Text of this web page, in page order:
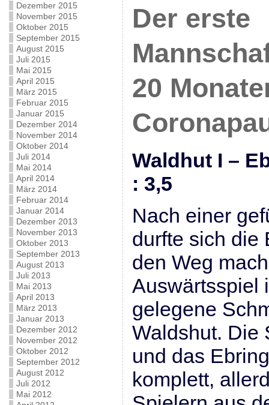
Dezember 2015
November 2015
Oktober 2015
September 2015
August 2015
Juli 2015
Mai 2015
April 2015
März 2015
Februar 2015
Januar 2015
Dezember 2014
November 2014
Oktober 2014
Juli 2014
Mai 2014
April 2014
März 2014
Februar 2014
Januar 2014
Dezember 2013
November 2013
Oktober 2013
September 2013
August 2013
Juli 2013
Mai 2013
April 2013
März 2013
Januar 2013
Dezember 2012
November 2012
Oktober 2012
September 2012
August 2012
Juli 2012
Mai 2012
Der erste
20
Waldhut I
: 3,5
Nach einer
durfte sich die
den Weg
Auswärtsspiel
gelegene
Waldshut. Die
und das
komplett,